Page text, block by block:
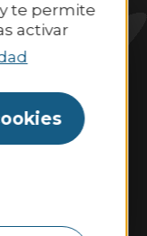
te permite
activar